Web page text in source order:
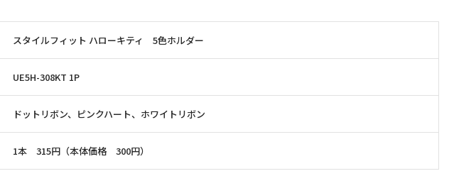
スタイルフィット ハローキティ 5色ホルダー
UE5H-308KT 1P
ドットリボン、ピンクハート、ホワイトリボン
1本 315円（本体価格 300円）